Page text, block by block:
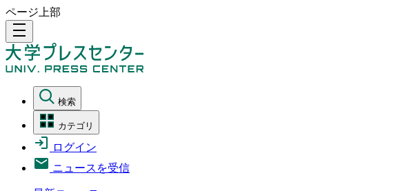
ページ上部
density_medium
検索
カテゴリ
ログイン
ニュースを受信